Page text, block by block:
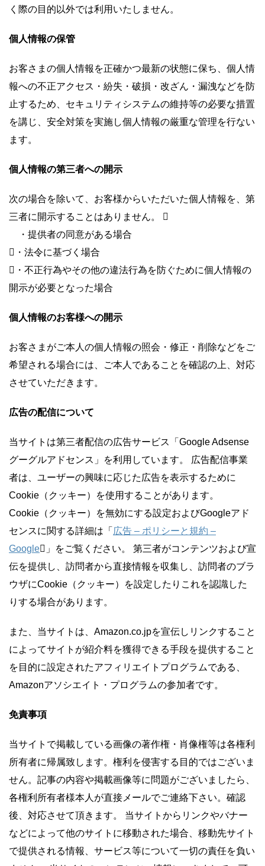
く際の目的以外では利用いたしません。
個人情報の保管
お客さまの個人情報を正確かつ最新の状態に保ち、個人情
報への不正アクセス・紛失・破損・改ざん・漏洩などを防
止するため、セキュリティシステムの維持等の必要な措置
を講じ、安全対策を実施し個人情報の厳重な管理を行ない
ます。
個人情報の第三者への開示
次の場合を除いて、お客様からいただいた個人情報を、第
三者に開示することはありません。 
・提供者の同意がある場合
・法令に基づく場合
・不正行為やその他の違法行為を防ぐために個人情報の
開示が必要となった場合
個人情報のお客様への開示
お客さまがご本人の個人情報の照会・修正・削除などをご
希望される場合には、ご本人であることを確認の上、対応
させていただきます。
広告の配信について
当サイトは第三者配信の広告サービス「Google Adsense
グーグルアドセンス」を利用しています。 広告配信事業
者は、ユーザーの興味に応じた広告を表示するために
Cookie（クッキー）を使用することがあります。
Cookie（クッキー）を無効にする設定およびGoogleアド
センスに関する詳細は「 広告 – ポリシーと規約 –
Google」をご覧ください。 第三者がコンテンツおよび宣
伝を提供し、訪問者から直接情報を収集し、訪問者のブラ
ウザにCookie（クッキー）を設定したりこれを認識した
りする場合があります。
また、当サイトは、Amazon.co.jpを宣伝しリンクすること
によってサイトが紹介料を獲得できる手段を提供すること
を目的に設定されたアフィリエイトプログラムである、
Amazonアソシエイト・プログラムの参加者です。
免責事項
当サイトで掲載している画像の著作権・肖像権等は各権利
所有者に帰属致します。権利を侵害する目的ではございま
せん。記事の内容や掲載画像等に問題がございましたら、
各権利所有者様本人が直接メールでご連絡下さい。確認
後、対応させて頂きます。 当サイトからリンクやバナー
などによって他のサイトに移動された場合、移動先サイト
で提供される情報、サービス等について一切の責任を負い